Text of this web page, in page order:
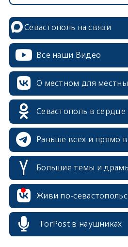
Севастополь на связи
Все наши Видео
О местном для
Севастополь в сердце
Раньше всех и прямо
Большие темы и
Живи по-
ForPost в наушниках